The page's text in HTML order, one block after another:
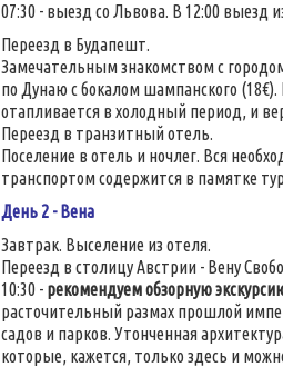
07:30 - выезд со Львова. В 12:00 выезд
Переезд в Будапешт.
Замечательным знакомством с
по Дунаю с бокалом шампанского
отапливается в холодный период, и
Переезд в транзитный отель.
Поселение в отель и ночлег. Вся
транспортом содержится в памятке
День 2 - Вена
Завтрак. Выселение из отеля.
Переезд в столицу Австрии - Вену
10:30 - рекомендуем обзорную
расточительный размах прошлой
садов и парков. Утонченная
которые, кажется, только здесь и